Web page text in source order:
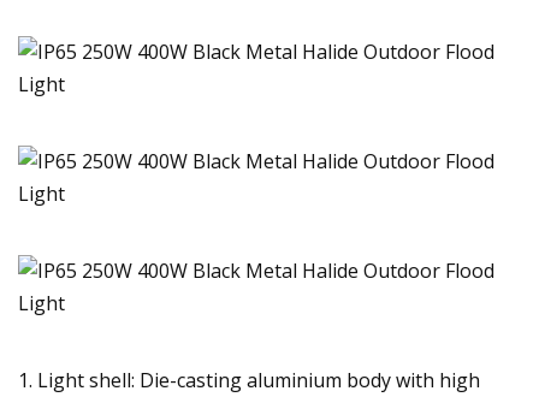
1. Light shell: Die-casting aluminium body with high